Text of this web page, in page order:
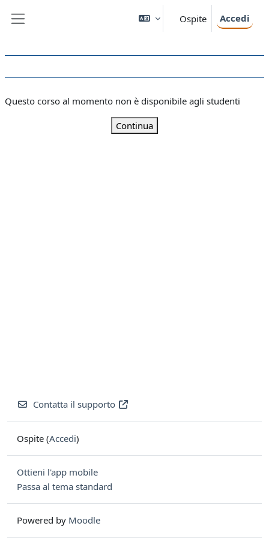
Ospite Accedi
Questo corso al momento non è disponibile agli studenti
Continua
Contatta il supporto
Ospite (Accedi)
Ottieni l'app mobile
Passa al tema standard
Powered by Moodle